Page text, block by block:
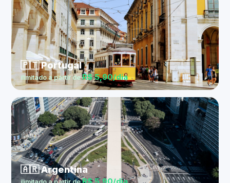
🇵🇹 Portugal
ilimitado a partir deR$ 5,90/dia
🇦🇷 Argentina